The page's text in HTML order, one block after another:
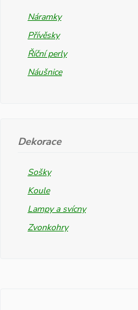
Náramky
Přívěsky
Říční perly
Náušnice
Dekorace
Sošky
Koule
Lampy a svícny
Zvonkohry